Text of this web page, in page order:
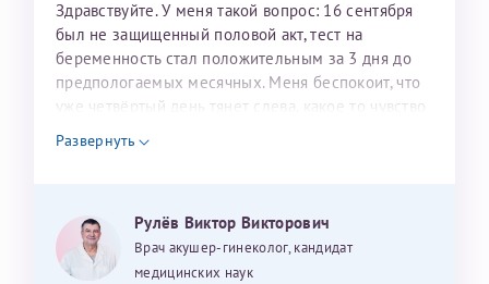
Здравствуйте. У меня такой вопрос: 16 сентября
был не защищенный половой акт, тест на
беременность стал положительным за 3 дня до
предпологаемых месячных. Меня беспокоит, что
уже четвёртый день тянет слева, какое то чувство
тяжести, выделений не каких нет. Может ли быть
это внематочной?
Развернуть
Рулёв Виктор Викторович
Врач акушер-гинеколог, кандидат
медицинских наук
2022
2023
2024
2025
Получение справки